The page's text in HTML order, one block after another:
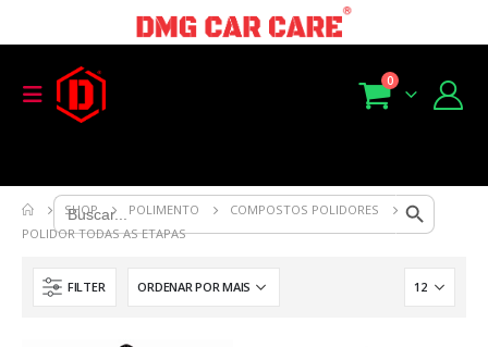
Search
for:
Search Button
0
SHOP POLIMENTO
COMPOSTOS POLIDORES
POLIDOR TODAS AS ETAPAS
FILTER